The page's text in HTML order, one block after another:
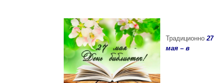
Традиционно 27
мая – в